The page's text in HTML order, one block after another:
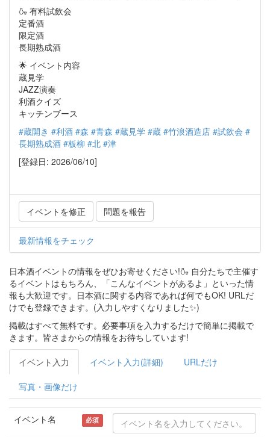
🍶 有料試飲会
定番酒
限定酒
長期熟成酒
🌟 イベント内容
蔵見学
JAZZ演奏
利酒クイズ
キッチンブース
#蔵開き #利酒 #森 #青森 #蔵見学 #蔵 #竹浪酒造店 #試飲会 #
長期熟成酒 #板柳 #北 #津
[登録日: 2026/06/10]
イベントを修正 問題を報告
最新情報をチェック
日本酒イベントの情報をぜひお寄せください!🍶 自分たちで主催す
るイベントはもちろん、「こんなイベントがあるよ」といった情
報も大歓迎です。日本酒に関する内容であれば何でもOK! URLだ
けでも登録できます。(入力しやすくなりました✨)
掲載はすべて無料です。必要事項を入力するだけで簡単に掲載で
きます。皆さまからの情報をお待ちしています!
イベント入力 イベント入力(詳細) URLだけ
写真・画像だけ
イベント名 必須